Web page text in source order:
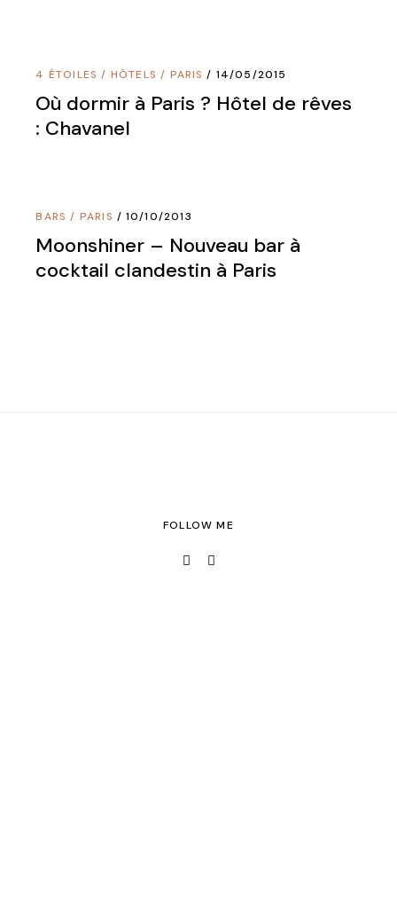
4 ÉTOILES / HÔTELS / PARIS 14/05/2015
Où dormir à Paris ? Hôtel de rêves
: Chavanel
BARS / PARIS 10/10/2013
Moonshiner – Nouveau bar à
cocktail clandestin à Paris
FOLLOW ME